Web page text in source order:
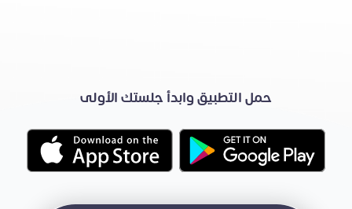
حمل التطبيق وابدأ جلستك الأولى